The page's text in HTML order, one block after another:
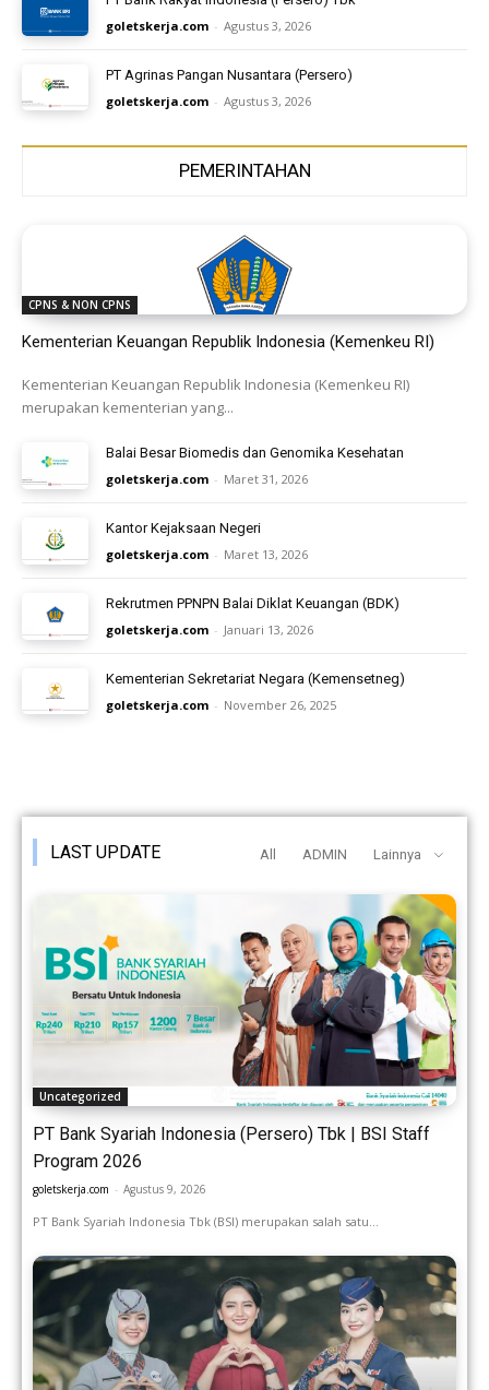
goletskerja.com - Agustus 3, 2026
PT Agrinas Pangan Nusantara (Persero)
goletskerja.com - Agustus 3, 2026
PEMERINTAHAN
CPNS & NON CPNS
Kementerian Keuangan Republik Indonesia (Kemenkeu RI)
Kementerian Keuangan Republik Indonesia (Kemenkeu RI)
merupakan kementerian yang...
Balai Besar Biomedis dan Genomika Kesehatan
goletskerja.com - Maret 31, 2026
Kantor Kejaksaan Negeri
goletskerja.com - Maret 13, 2026
Rekrutmen PPNPN Balai Diklat Keuangan (BDK)
goletskerja.com - Januari 13, 2026
Kementerian Sekretariat Negara (Kemensetneg)
goletskerja.com - November 26, 2025
LAST UPDATE All ADMIN Lainnya
Uncategorized
PT Bank Syariah Indonesia (Persero) Tbk | BSI Staff
Program 2026
goletskerja.com - Agustus 9, 2026
PT Bank Syariah Indonesia Tbk (BSI) merupakan salah satu...